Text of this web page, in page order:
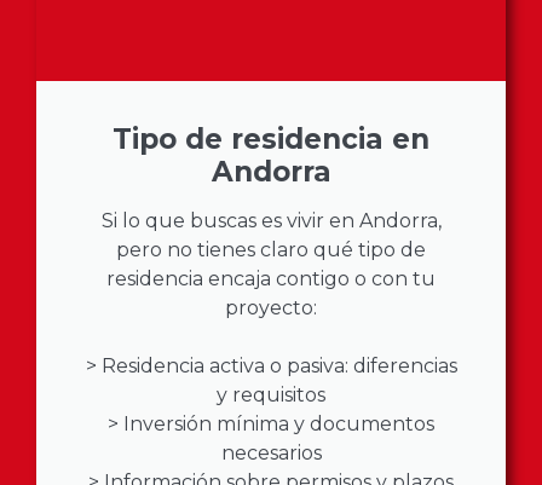
Tipo de residencia en
Andorra
Si lo que buscas es vivir en Andorra,
pero no tienes claro qué tipo de
residencia encaja contigo o con tu
proyecto:
> Residencia activa o pasiva: diferencias
y requisitos
> Inversión mínima y documentos
necesarios